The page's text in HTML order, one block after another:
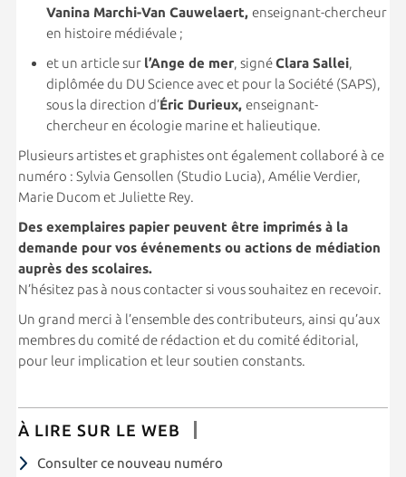
Vanina Marchi-Van Cauwelaert, enseignant-chercheur
en histoire médiévale ;
et un article sur l’Ange de mer, signéClara Sallei,
diplômée du DU Science avec et pour la Société (SAPS),
sous la direction d’Éric Durieux, enseignant-
chercheur en écologie marine et halieutique.
Plusieurs artistes et graphistes ont également collaboré à ce
numéro : Sylvia Gensollen (Studio Lucia), Amélie Verdier,
Marie Ducom et Juliette Rey.
Des exemplaires papier peuvent être imprimés à la
demande pour vos événements ou actions de médiation
auprès des scolaires.
N’hésitez pas à nous contacter si vous souhaitez en recevoir.
Un grand merci à l’ensemble des contributeurs, ainsi qu’aux
membres du comité de rédaction et du comité éditorial,
pour leur implication et leur soutien constants.
À LIRE SUR LE WEB
Consulter ce nouveau numéro